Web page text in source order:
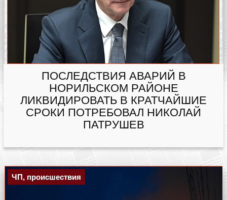
ПОСЛЕДСТВИЯ АВАРИЙ В
НОРИЛЬСКОМ РАЙОНЕ
ЛИКВИДИРОВАТЬ В КРАТЧАЙШИЕ
СРОКИ ПОТРЕБОВАЛ НИКОЛАЙ
ПАТРУШЕВ
ЧП, происшествия